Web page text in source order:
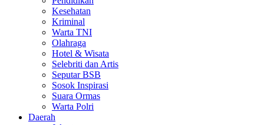
Kesehatan
Kriminal
Warta TNI
Olahraga
Hotel & Wisata
Selebriti dan Artis
Seputar BSB
Sosok Inspirasi
Suara Ormas
Warta Polri
Daerah